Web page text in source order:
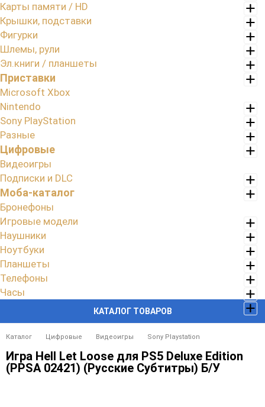
КАТАЛОГ ТОВАРОВ
Карты памяти / HD
Крышки, подставки
Фигурки
Шлемы, рули
Эл.книги / планшеты
Приставки
Microsoft Xbox
Nintendo
Sony PlayStation
Разные
Цифровые
Видеоигры
Подписки и DLC
Моба-каталог
Бронефоны
Игровые модели
Наушники
Ноутбуки
Планшеты
Телефоны
Часы
Каталог Цифровые Видеоигры Sony Playstation
Игра Hell Let Loose для PS5 Deluxe Edition
(PPSA 02421) (Русские Субтитры) Б/У